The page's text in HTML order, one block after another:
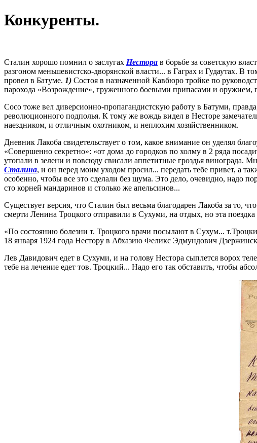
Конкуренты.
Сталин хорошо помнил о заслугах Нестора в борьбе за советскую
разгоном меньшевистско-дворянской власти... в Гаграх и Гудаутах. В
провел в Батуме. 1) Состоя в назначенной Кавбюро тройке по
парохода «Возрождение», груженного боевыми припасами и
Сосо тоже вел диверсионно-пропагандистскую работу в Батуми,
революционного подполья. К тому же вождь видел в Несторе
наездником, и отличным охотником, и неплохим хозяйственником.
Дневник Лакоба свидетельствует о том, какое внимание он уделял
«Совершенно секретно»: «от дома до городков по холму в 2 ряда
утопали в зелени и повсюду свисали аппетитные гроздья винограда.
Сталина, и он перед моим уходом просил... передать тебе привет, а
особенно, чтобы все это сделали без шума. Это дело, очевидно, надо
сто корней мандаринов и столько же апельсинов...
Существует версия, что Сталин был весьма благодарен Лакоба за то,
смерти Ленина Троцкого отправили в Сухуми, на отдых, но эта
«По состоянию болезни т. Троцкого врачи посылают в Сухум...
18 января 1924 года Нестору в Абхазию Феликс Эдмундович
Лев Давидович едет в Сухуми, и на голову Нестора сыплется ворох
тебе на лечение едет тов. Троцкий... Надо его так обставить, чтобы